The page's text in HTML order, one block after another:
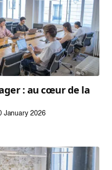
: au cœur de la
January 2026